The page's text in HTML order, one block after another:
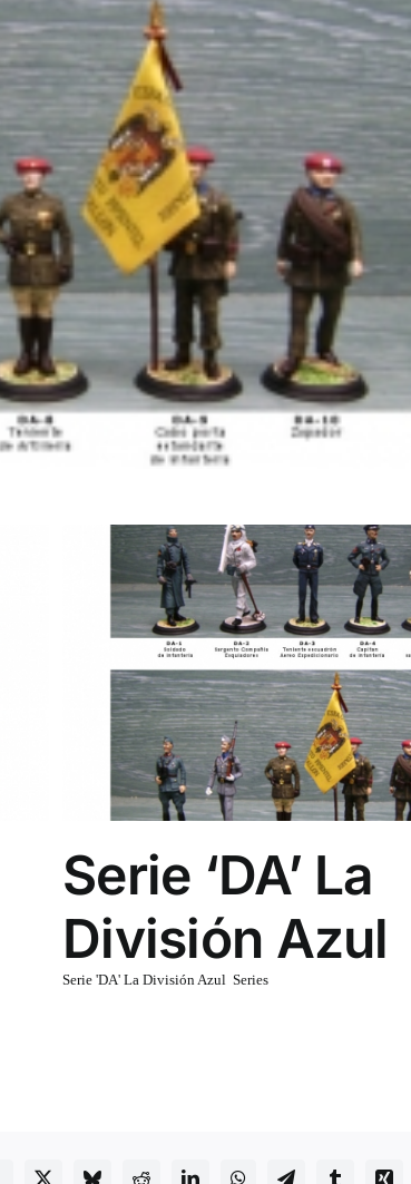
Serie ‘DA’ La
División Azul
Serie 'DA' La División Azul Series